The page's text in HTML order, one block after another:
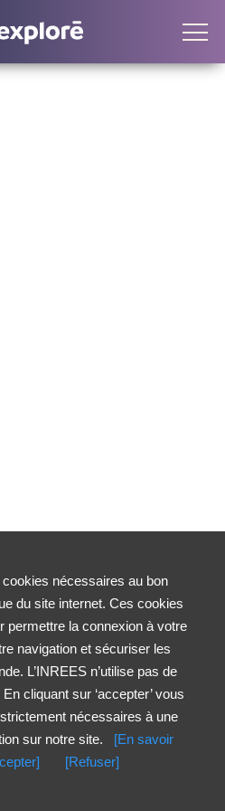
cookies nécessaires au bon
du site internet. Ces cookies
permettre la connexion à votre
navigation et sécuriser les
L’INREES n’utilise pas de
cliquant sur ‘accepter’ vous
nécessaires à une
sur notre site.
[En savoir
[Refuser]